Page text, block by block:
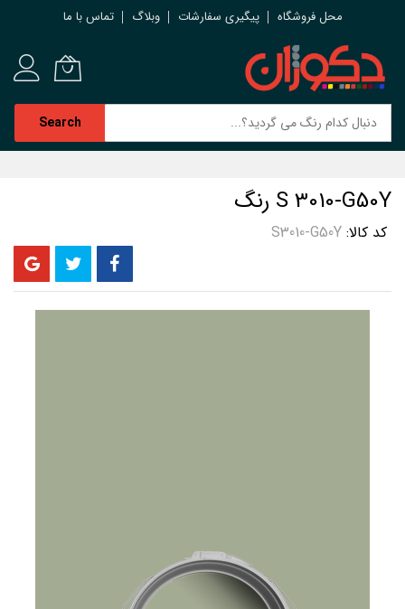
محل فروشگاه پیگیری سفارشات وبلاگ تماس با ما
Search
محتوا
S 3010-G50Y رنگ
کد کالا S3010-G50Y